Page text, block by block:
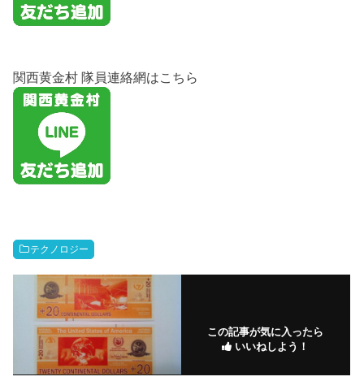
関西黄金村 隊員連絡網はこちら
テクノロジー
この記事が気に入ったら
いいねしよう！